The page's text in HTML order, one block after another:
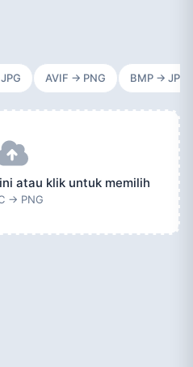
AVIF → PNG BMP → JPG
atau klik untuk memilih
→ PNG